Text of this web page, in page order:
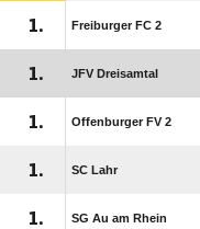
1. Freiburger FC 2
1. JFV Dreisamtal
1. Offenburger FV 2
1. SC Lahr
1. SG Au am Rhein